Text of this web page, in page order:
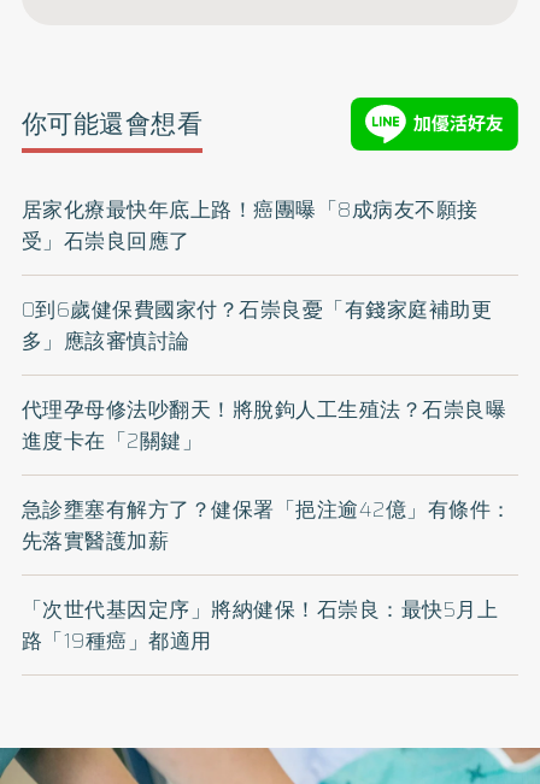
你可能還會想看
居家化療最快年底上路！癌團曝「8成病友不願接
受」石崇良回應了
0到6歲健保費國家付？石崇良憂「有錢家庭補助更
多」應該審慎討論
代理孕母修法吵翻天！將脫鉤人工生殖法？石崇良曝
進度卡在「2關鍵」
急診壅塞有解方了？健保署「挹注逾42億」有條件：
先落實醫護加薪
「次世代基因定序」將納健保！石崇良：最快5月上
路「19種癌」都適用